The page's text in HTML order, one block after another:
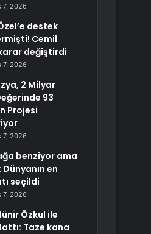
7, 2026
destek
Cemil
değiştirdi
7, 2026
2 Milyar
93
Projesi
7, 2026
benziyor ama
en
seçildi
7, 2026
Özkul ile
Taze kana